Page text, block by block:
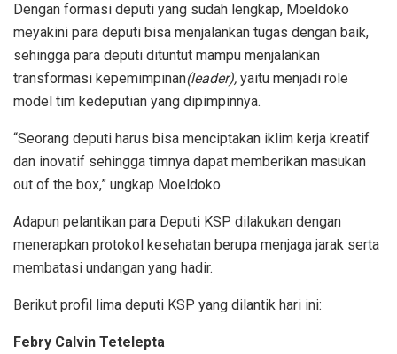
Dengan formasi deputi yang sudah lengkap, Moeldoko
meyakini para deputi bisa menjalankan tugas dengan baik,
sehingga para deputi dituntut mampu menjalankan
transformasi kepemimpinan(leader), yaitu menjadi role
model tim kedeputian yang dipimpinnya.
“Seorang deputi harus bisa menciptakan iklim kerja kreatif
dan inovatif sehingga timnya dapat memberikan masukan
out of the box,” ungkap Moeldoko.
Adapun pelantikan para Deputi KSP dilakukan dengan
menerapkan protokol kesehatan berupa menjaga jarak serta
membatasi undangan yang hadir.
Berikut profil lima deputi KSP yang dilantik hari ini:
Febry Calvin Tetelepta